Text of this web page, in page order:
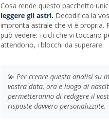
Cosa rende questo pacchetto
leggere gli astri. Decodifica la
impronta astrale che vi è propria.
può vedere: i cicli che vi toccano
attendono, i blocchi da superare.
💫 Per creare questa analisi su
vostra data, ora e luogo di
permetteranno di redigere il
risposte davvero personalizzate.